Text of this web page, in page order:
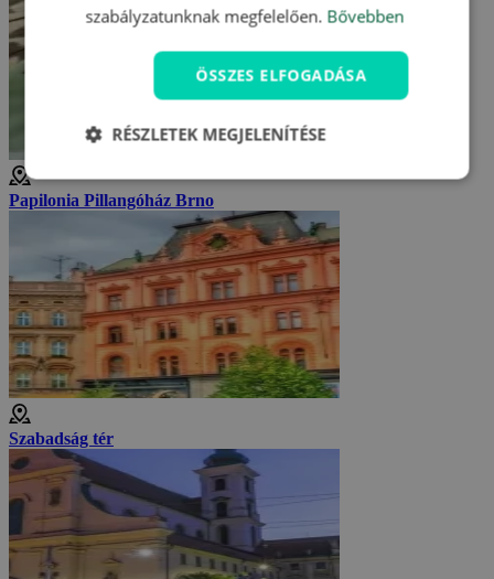
Papilonia Pillangóház Brno
Szabadság tér
szabályzatunknak megfelelően. Bővebben
ÖSSZES ELFOGADÁSA
RÉSZLETEK MEGJELENÍTÉSE